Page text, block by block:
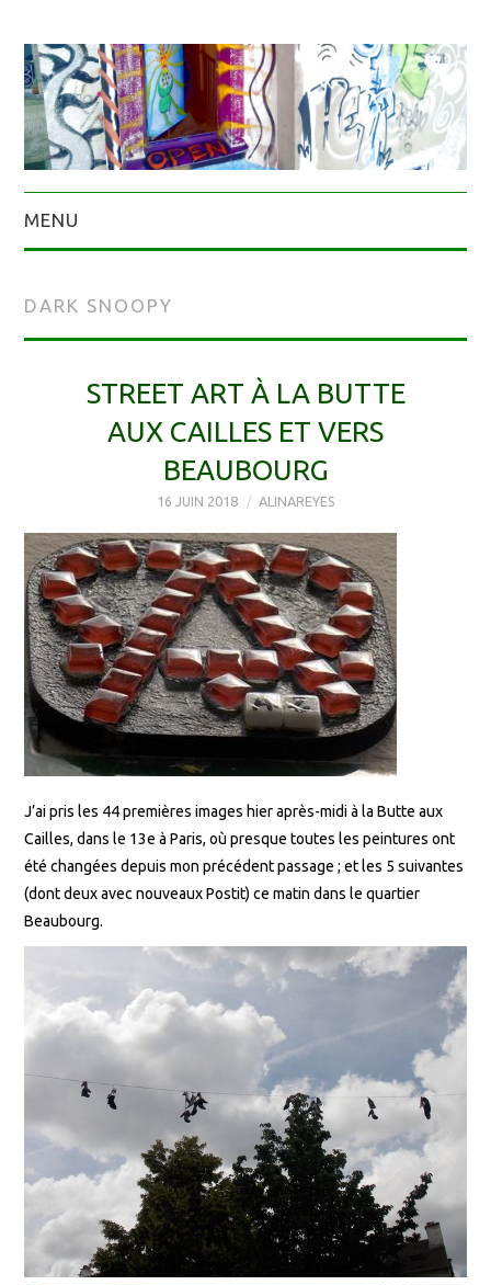
MENU
DARK SNOOPY
STREET ART À LA BUTTE
AUX CAILLES ET VERS
BEAUBOURG
16 JUIN 2018 ALINAREYES
J’ai pris les 44 premières images hier après-midi à la Butte aux
Cailles, dans le 13e à Paris, où presque toutes les peintures ont
été changées depuis mon précédent passage ; et les 5 suivantes
(dont deux avec nouveaux Postit) ce matin dans le quartier
Beaubourg.